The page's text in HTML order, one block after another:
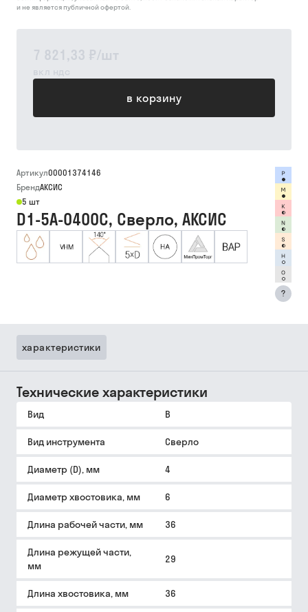
7 821,33 ₽/шт
вкл ндс
в корзину
и не является публичной офертой.
Артикул00001374146
БрендАКСИС
5 шт
D1-5A-0400C, Сверло, АКСИС
?
характеристики
Технические характеристики
Вид B
Вид инструмента Сверло
Диаметр (D), мм 4
Диаметр хвостовика, мм 6
Длина рабочей части, мм 36
Длина режущей части,
мм
29
Длина хвостовика, мм 36